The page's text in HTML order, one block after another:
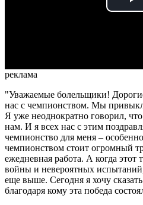
реклама
"Уважаемые болельщики!
нас с чемпионством. Мы
Я уже неоднократно говорил,
нам. И я всех нас с этим
чемпионство для меня –
чемпионством стоит огромный
ежедневная работа. А когда этот
войны и невероятных
еще выше. Сегодня я хочу
благодаря кому эта победа